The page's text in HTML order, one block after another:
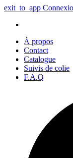
exit_to_app
À propos
Contact
Catalogue
Suivis de colie
F.A.Q